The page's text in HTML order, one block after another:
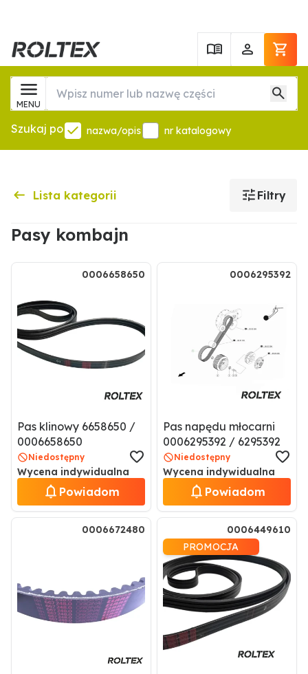
MENU
Szukaj po nazwa/opis nr katalogowy
Lista kategorii Filtry
Pasy kombajn
0006658650
Pas klinowy 6658650 /
0006658650
Niedostępny
Wycena indywidualna
Powiadom
0006295392
Pas napędu młocarni
0006295392 / 6295392
Niedostępny
Wycena indywidualna
Powiadom
0006672480
0006449610
PROMOCJA